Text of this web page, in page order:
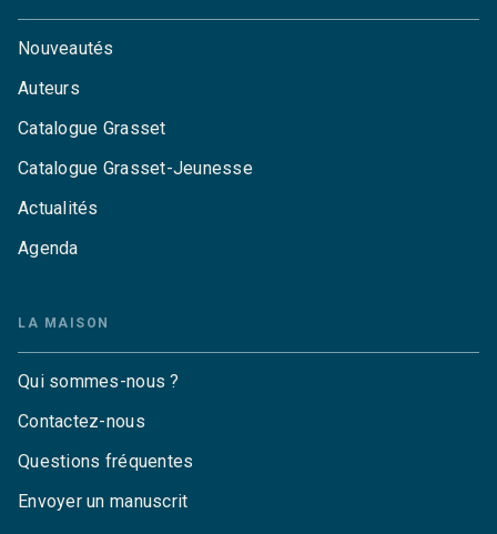
Nouveautés
Auteurs
Catalogue Grasset
Catalogue Grasset-Jeunesse
Actualités
Agenda
LA MAISON
Qui sommes-nous ?
Contactez-nous
Questions fréquentes
Envoyer un manuscrit